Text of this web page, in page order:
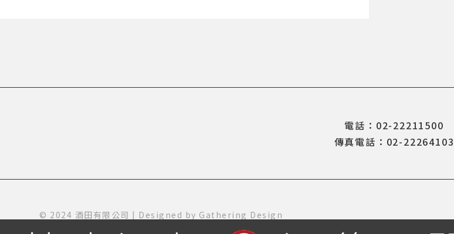
電話：02-22211500
傳真電話：02-22264103
© 2024 酒田有限公司 | Designed by Gathering Design